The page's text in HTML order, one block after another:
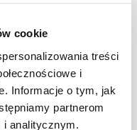
cookie
treści
i
Informacje o tym, jak
partnerom
i analitycznym.